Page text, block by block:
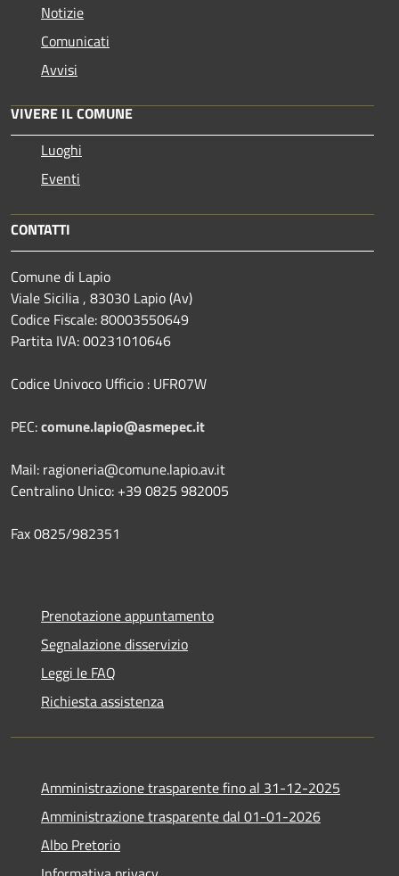
Notizie
Comunicati
Avvisi
VIVERE IL COMUNE
Luoghi
Eventi
CONTATTI
Comune di Lapio
Viale Sicilia , 83030 Lapio (Av)
Codice Fiscale: 80003550649
Partita IVA: 00231010646
Codice Univoco Ufficio : UFR07W
PEC:comune.lapio@asmepec.it
Mail: ragioneria@comune.lapio.av.it
Centralino Unico: +39 0825 982005
Fax 0825/982351
Prenotazione appuntamento
Segnalazione disservizio
Leggi le FAQ
Richiesta assistenza
Amministrazione trasparente fino al 31-12-2025
Amministrazione trasparente dal 01-01-2026
Albo Pretorio